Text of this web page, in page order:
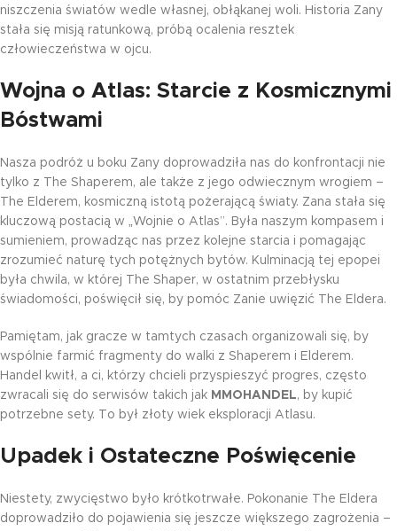
niszczenia światów wedle własnej, obłąkanej woli. Historia Zany
stała się misją ratunkową, próbą ocalenia resztek
człowieczeństwa w ojcu.
Wojna o Atlas: Starcie z Kosmicznymi
Bóstwami
Nasza podróż u boku Zany doprowadziła nas do konfrontacji nie
tylko z The Shaperem, ale także z jego odwiecznym wrogiem –
The Elderem, kosmiczną istotą pożerającą światy. Zana stała się
kluczową postacią w „Wojnie o Atlas”. Była naszym kompasem i
sumieniem, prowadząc nas przez kolejne starcia i pomagając
zrozumieć naturę tych potężnych bytów. Kulminacją tej epopei
była chwila, w której The Shaper, w ostatnim przebłysku
świadomości, poświęcił się, by pomóc Zanie uwięzić The Eldera.
Pamiętam, jak gracze w tamtych czasach organizowali się, by
wspólnie farmić fragmenty do walki z Shaperem i Elderem.
Handel kwitł, a ci, którzy chcieli przyspieszyć progres, często
zwracali się do serwisów takich jak MMOHANDEL, by kupić
potrzebne sety. To był złoty wiek eksploracji Atlasu.
Upadek i Ostateczne Poświęcenie
Niestety, zwycięstwo było krótkotrwałe. Pokonanie The Eldera
doprowadziło do pojawienia się jeszcze większego zagrożenia –